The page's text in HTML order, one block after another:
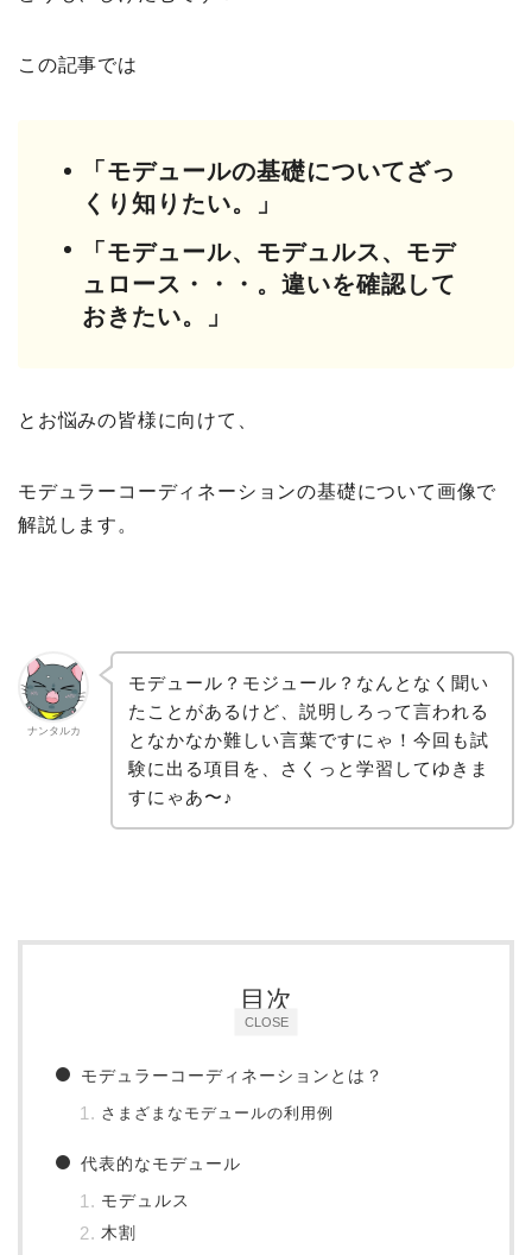
この記事では
「モデュールの基礎についてざっ
くり知りたい。」
「モデュール、モデュルス、モデ
ュロース・・・。違いを確認して
おきたい。」
とお悩みの皆様に向けて、
モデュラーコーディネーションの基礎について画像で
解説します。
ナンタルカ
モデュール？モジュール？なんとなく聞い
たことがあるけど、説明しろって言われる
となかなか難しい言葉ですにゃ！今回も試
験に出る項目を、さくっと学習してゆきま
すにゃあ〜♪
CLOSE
目次
モデュラーコーディネーションとは？
さまざまなモデュールの利用例
代表的なモデュール
モデュルス
木割